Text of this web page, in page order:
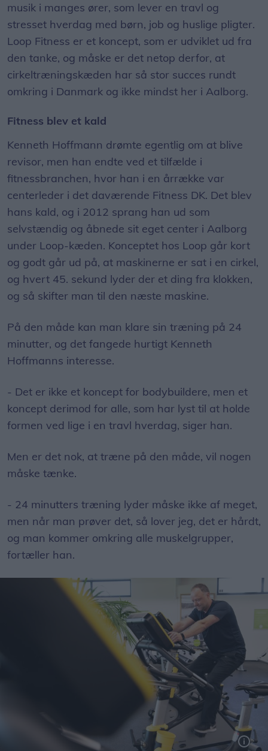
musik i manges ører, som lever en travl og
stresset hverdag med børn, job og huslige pligter.
Loop Fitness er et koncept, som er udviklet ud fra
den tanke, og måske er det netop derfor, at
cirkeltræningskæden har så stor succes rundt
omkring i Danmark og ikke mindst her i Aalborg.
Fitness blev et kald
Kenneth Hoffmann drømte egentlig om at blive
revisor, men han endte ved et tilfælde i
fitnessbranchen, hvor han i en årrække var
centerleder i det daværende Fitness DK. Det blev
hans kald, og i 2012 sprang han ud som
selvstændig og åbnede sit eget center i Aalborg
under Loop-kæden. Konceptet hos Loop går kort
og godt går ud på, at maskinerne er sat i en cirkel,
og hvert 45. sekund lyder der et ding fra klokken,
og så skifter man til den næste maskine.
På den måde kan man klare sin træning på 24
minutter, og det fangede hurtigt Kenneth
Hoffmanns interesse.
- Det er ikke et koncept for bodybuildere, men et
koncept derimod for alle, som har lyst til at holde
formen ved lige i en travl hverdag, siger han.
Men er det nok, at træne på den måde, vil nogen
måske tænke.
- 24 minutters træning lyder måske ikke af meget,
men når man prøver det, så lover jeg, det er hårdt,
og man kommer omkring alle muskelgrupper,
fortæller han.